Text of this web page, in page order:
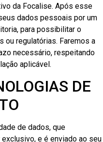
da Focalise. Após esse
dados pessoais por um
para possibilitar o
ou regulatórias. Faremos a
necessário, respeitando
aplicável.
DE
de dados, que
e é enviado ao seu